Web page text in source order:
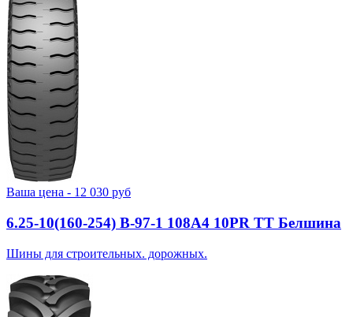
Ваша цена - 12 030 руб
6.25-10(160-254) В-97-1 108A4 10PR TT Белшина
Шины для строительных. дорожных.